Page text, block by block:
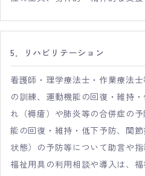
5．リハビリテーション
看護師・理学療法士・作業療法
の訓練、運動機能の回復・維持
れ（褥瘡）や肺炎等の合併症の
能の回復・維持・低下予防、関
状態）の予防等について助言や指
福祉用具の利用相談や導入は、